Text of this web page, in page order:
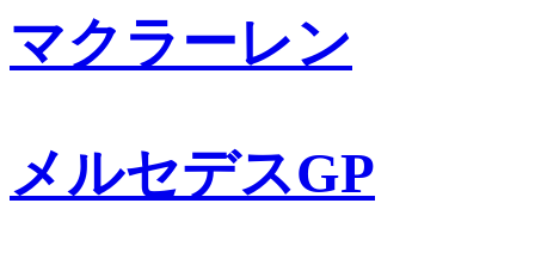
マクラーレン
メルセデスGP